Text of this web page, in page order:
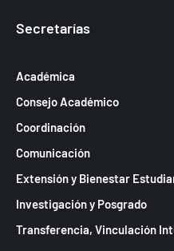
Secretarías
Académica
Consejo Académico
Coordinación
Comunicación
Extensión y Bienestar
Investigación y Posgrado
Transferencia, Vinculación